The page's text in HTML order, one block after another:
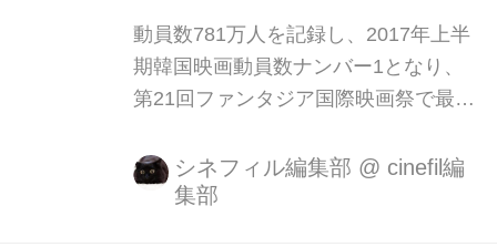
動員数781万人を記録し、2017年上半
期韓国映画動員数ナンバー1となり、
第21回ファンタジア国際映画祭で最優
アクションエンターテインメント『コ
ンフィデンシャル／共助』が2018年2
シネフィル編集部 @ cinefil編
集部